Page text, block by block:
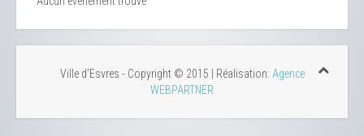
Ville d'Esvres - Copyright © 2015 | Réalisation: Agence
WEBPARTNER